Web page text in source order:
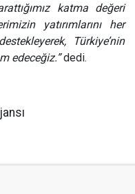
katma değeri
yatırımlarını her
Türkiye’nin
edeceğiz.”dedi.